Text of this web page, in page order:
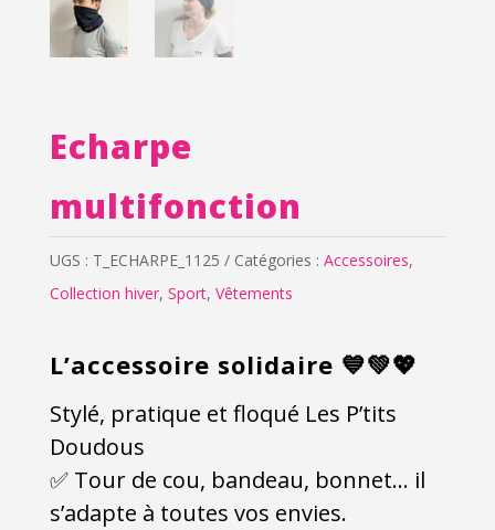
Echarpe
multifonction
UGS : T_ECHARPE_1125 Catégories : Accessoires,
Collection hiver, Sport, Vêtements
L’accessoire solidaire 💙💚💖
Stylé, pratique et floqué Les P’tits
Doudous
✅ Tour de cou, bandeau, bonnet… il
s’adapte à toutes vos envies.